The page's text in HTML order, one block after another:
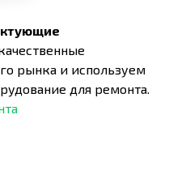
рынка и используем
для ремонта.